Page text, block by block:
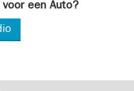
voor een Auto?